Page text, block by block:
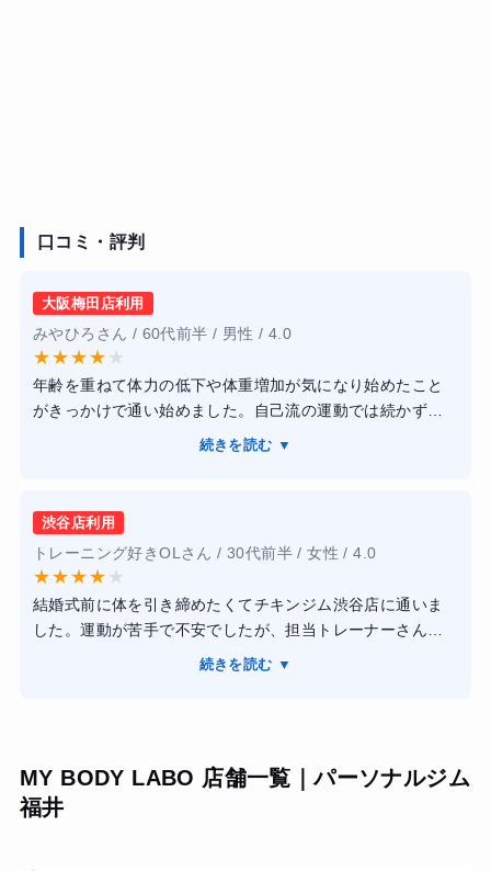
口コミ・評判
大阪梅田店利用
みやひろさん / 60代前半 / 男性 / 4.0
★★★★ ★
年齢を重ねて体力の低下や体重増加が気になり始めたこと
がきっかけで通い始めました。自己流の運動では続かず、
正しい方法を知りたいと思いパーソナルジムを選びまし
ます。フォームの説明も分かりやすく、なぜこの動きをす
るのかを丁寧に教えてもらえました。数か月通う中で体重
が少しずつ落ち、階段の上り下りが楽になるなど日常生活
での変化を実感できました。運動への意識も高まり、生活
リズムを見直すきっかけになったと感じています。
続きを読む ▼
渋谷店利用
トレーニング好きOLさん / 30代前半 / 女性 / 4.0
★★★★ ★
結婚式前に体を引き締めたくてチキンジム渋谷店に通いま
した。運動が苦手で不安でしたが、担当トレーナーさんが
フォームを丁寧に直してくれたり、食事のアドバイスも具
予約も取りやすく、総合的に満足していますが、料金はや
や高めに感じました。
続きを読む ▼
MY BODY LABO 店舗一覧｜パーソナルジム
福井